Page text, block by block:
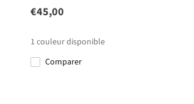
€45,00
1 couleur disponible
Comparer